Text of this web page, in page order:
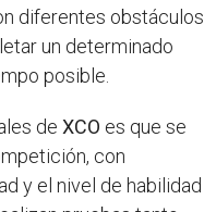
diferentes obstáculos
un determinado
posible.
de XCO es que se
con
y el nivel de habilidad